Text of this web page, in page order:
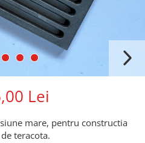
Lei
mare, pentru constructia
teracota.